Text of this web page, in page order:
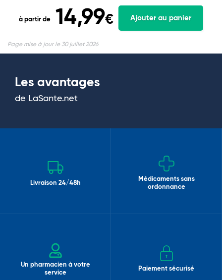
à partir de 14,99€ Ajouter au panier
Page mise à jour le 30 juillet 2026
Les avantages
de LaSante.net
Livraison 24/48h
Médicaments sans
ordonnance
Un pharmacien à votre
service
Paiement sécurisé